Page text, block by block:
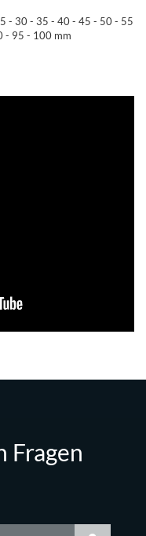
- 30 - 35 - 40 - 45 - 50 - 55
- 95 - 100 mm
Fragen